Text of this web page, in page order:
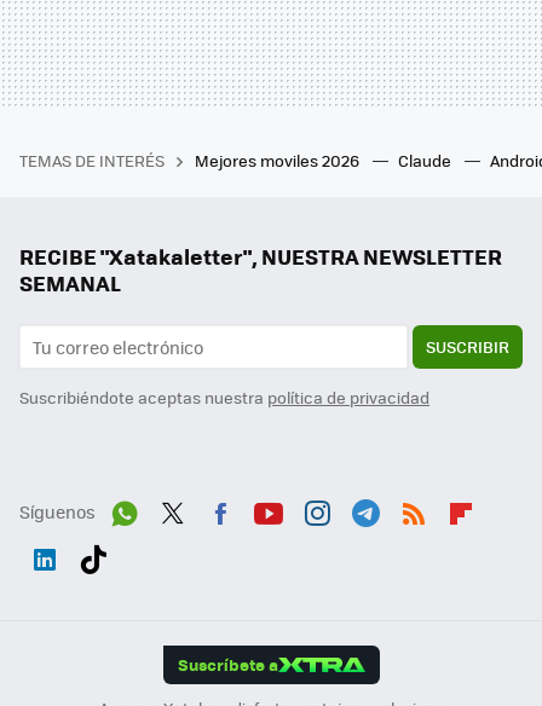
TEMAS DE INTERÉS Mejores moviles 2026 Claude
RECIBE "Xatakaletter", NUESTRA NEWSLETTER
SEMANAL
SUSCRIBIR
Suscribiéndote aceptas nuestra política de privacidad
Síguenos
Suscríbete a